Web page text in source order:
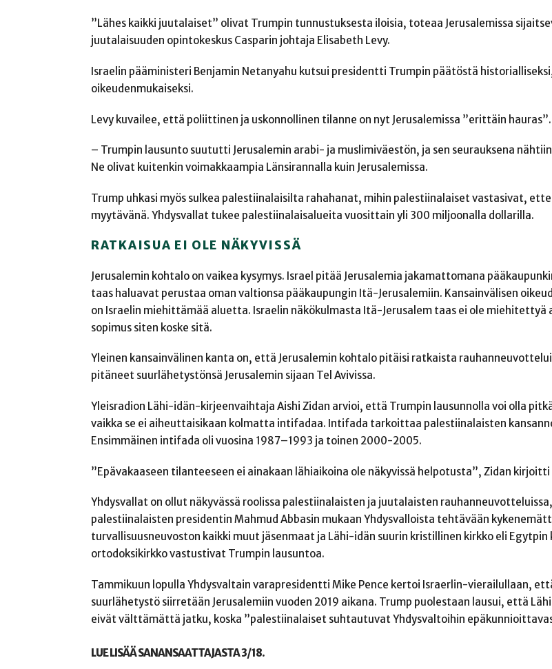
”Lähes kaikki juutalaiset” olivat Trumpin tunnustuksesta iloisia, toteaa Jerusalemissa
juutalaisuuden opintokeskus Casparin johtaja Elisabeth Levy.
Israelin pääministeri Benjamin Netanyahu kutsui presidentti Trumpin päätöstä
oikeudenmukaiseksi.
Levy kuvailee, että poliittinen ja uskonnollinen tilanne on nyt Jerusalemissa ”erittäin hauras”.
– Trumpin lausunto suututti Jerusalemin arabi- ja muslimiväestön, ja sen seurauksena
Ne olivat kuitenkin voimakkaampia Länsirannalla kuin Jerusalemissa.
Trump uhkasi myös sulkea palestiinalaisilta rahahanat, mihin palestiinalaiset vastasivat,
myytävänä. Yhdysvallat tukee palestiinalaisalueita vuosittain yli 300 miljoonalla dollarilla.
RATKAISUA EI OLE NÄKYVISSÄ
Jerusalemin kohtalo on vaikea kysymys. Israel pitää Jerusalemia jakamattomana
taas haluavat perustaa oman valtionsa pääkaupungin Itä-Jerusalemiin. Kansainvälisen
on Israelin miehittämää aluetta. Israelin näkökulmasta Itä-Jerusalem taas ei ole miehitettyä
sopimus siten koske sitä.
Yleinen kansainvälinen kanta on, että Jerusalemin kohtalo pitäisi ratkaista
pitäneet suurlähetystönsä Jerusalemin sijaan Tel Avivissa.
Yleisradion Lähi-idän-kirjeenvaihtaja Aishi Zidan arvioi, että Trumpin lausunnolla voi olla
vaikka se ei aiheuttaisikaan kolmatta intifadaa. Intifada tarkoittaa palestiinalaisten
Ensimmäinen intifada oli vuosina 1987–1993 ja toinen 2000-2005.
”Epävakaaseen tilanteeseen ei ainakaan lähiaikoina ole näkyvissä helpotusta”, Zidan kirjoitti
Yhdysvallat on ollut näkyvässä roolissa palestiinalaisten ja juutalaisten
palestiinalaisten presidentin Mahmud Abbasin mukaan Yhdysvalloista tehtävään
turvallisuusneuvoston kaikki muut jäsenmaat ja Lähi-idän suurin kristillinen kirkko eli Egytpin
ortodoksikirkko vastustivat Trumpin lausuntoa.
Tammikuun lopulla Yhdysvaltain varapresidentti Mike Pence kertoi Israerlin-vierailullaan,
suurlähetystö siirretään Jerusalemiin vuoden 2019 aikana. Trump puolestaan lausui, että
eivät välttämättä jatku, koska ”palestiinalaiset suhtautuvat Yhdysvaltoihin
LUE LISÄÄ SANANSAATTAJASTA 3/18.